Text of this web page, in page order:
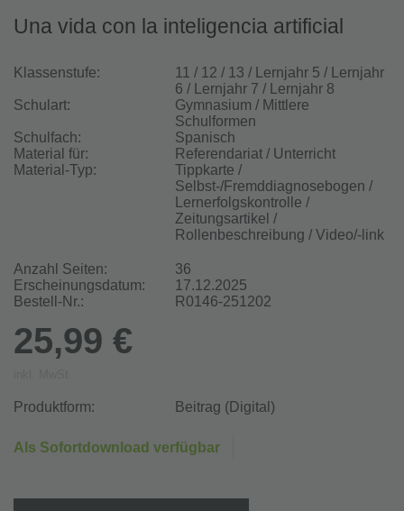
Una vida con la inteligencia artificial
Klassenstufe:
11 / 12 / 13 / Lernjahr 5 / Lernjahr
6 / Lernjahr 7 / Lernjahr 8
Schulart:
Gymnasium / Mittlere
Schulformen
Schulfach:
Spanisch
Material für:
Referendariat / Unterricht
Material-Typ:
Tippkarte /
Selbst-/Fremddiagnosebogen /
Lernerfolgskontrolle /
Zeitungsartikel /
Rollenbeschreibung / Video/-link
Anzahl Seiten:
36
Erscheinungsdatum:
17.12.2025
Bestell-Nr.:
R0146-251202
25,99 €
Produktform: Beitrag (Digital)
Als Sofortdownload verfügbar